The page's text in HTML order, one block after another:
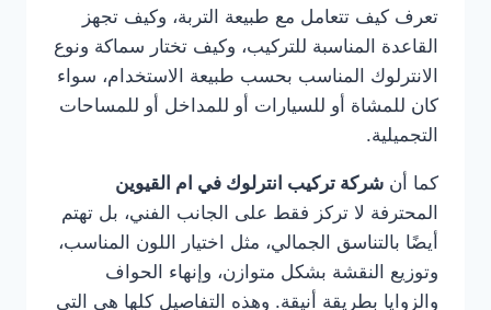
تعرف كيف تتعامل مع طبيعة التربة، وكيف تجهز
القاعدة المناسبة للتركيب، وكيف تختار سماكة ونوع
الانترلوك المناسب بحسب طبيعة الاستخدام، سواء
كان للمشاة أو للسيارات أو للمداخل أو للمساحات
التجميلية.
كما أن شركة تركيب انترلوك في ام القيوين
المحترفة لا تركز فقط على الجانب الفني، بل تهتم
أيضًا بالتناسق الجمالي، مثل اختيار اللون المناسب،
وتوزيع النقشة بشكل متوازن، وإنهاء الحواف
والزوايا بطريقة أنيقة. وهذه التفاصيل كلها هي التي